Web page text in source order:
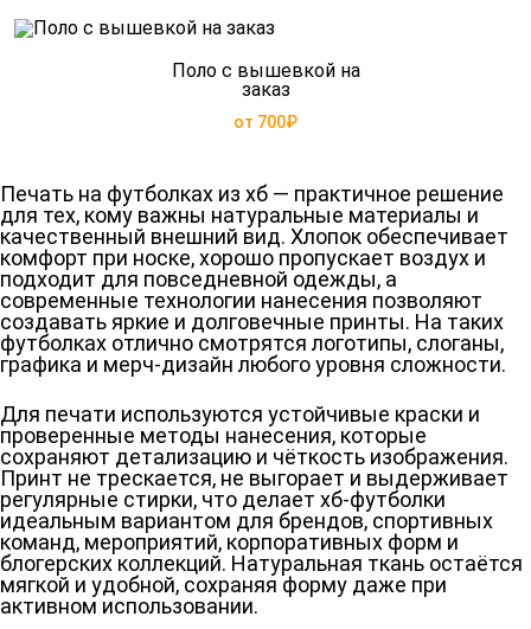
Поло с вышевкой на
заказ
от 700₽
Печать на футболках из хб — практичное решение
для тех, кому важны натуральные материалы и
качественный внешний вид. Хлопок обеспечивает
комфорт при носке, хорошо пропускает воздух и
подходит для повседневной одежды, а
современные технологии нанесения позволяют
создавать яркие и долговечные принты. На таких
футболках отлично смотрятся логотипы, слоганы,
графика и мерч-дизайн любого уровня сложности.
Для печати используются устойчивые краски и
проверенные методы нанесения, которые
сохраняют детализацию и чёткость изображения.
Принт не трескается, не выгорает и выдерживает
регулярные стирки, что делает хб-футболки
идеальным вариантом для брендов, спортивных
команд, мероприятий, корпоративных форм и
блогерских коллекций. Натуральная ткань остаётся
мягкой и удобной, сохраняя форму даже при
активном использовании.